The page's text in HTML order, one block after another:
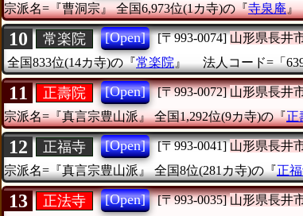
宗派名=『曹洞宗』 全国6,973位(1カ寺)の『寺泉庵
10 常楽院 [Open] [〒993-0074] 山形県長井
全国833位(14カ寺)の『常楽院 』 法人コード=「
11 正壽院 [Open] [〒993-0072] 山形県長井
宗派名=『真言宗豊山派』 全国1,292位(9カ寺)の『正
12 正福寺 [Open] [〒993-0041] 山形県長井
宗派名=『真言宗豊山派』
全国8位(281カ寺)の『正
13 正法寺 [Open] [〒993-0035] 山形県長井